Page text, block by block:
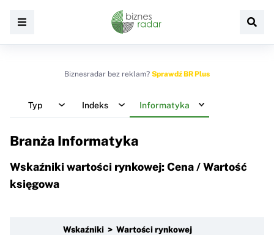
Biznesradar bez reklam? Sprawdź BR Plus
Typ Indeks Informatyka
Branża Informatyka
Wskaźniki wartości rynkowej: Cena / Wartość
księgowa
Wskaźniki > Wartości rynkowej